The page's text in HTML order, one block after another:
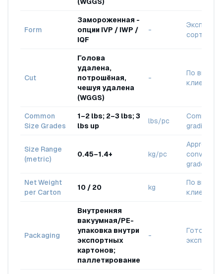
Form
Замороженная -
опции IVP / IWP /
IQF
-
сорт
Cut
Голова
удалена,
потрошёная,
чешуя удалена
(WGGS)
-
По
клиента
Common
Size Grades
1–2 lbs; 2–3 lbs; 3
lbs up
lbs/pc
grading
Size Range
(metric)
0.45–1.4+ kg/pc
Approx.
grades
Net Weight
per Carton
10 / 20 kg
По
клиента
Packaging
Внутренняя
вакуумная/PE-
упаковка внутри
экспортных
картонов;
паллетирование
-
Готово к
экспорту